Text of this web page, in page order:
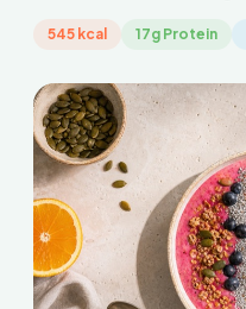
545 kcal 17g Protein